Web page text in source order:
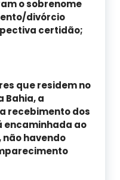
o sobrenome
divórcio
certidão;
que residem no
Bahia, a
recebimento dos
encaminhada ao
havendo